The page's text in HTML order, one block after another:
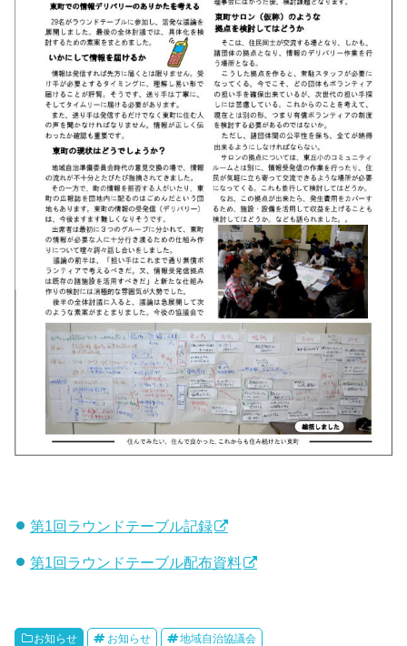
第1回ラウンドテーブル記録
第1回ラウンドテーブル配布資料
お知らせ お知らせ 地域自治協議会